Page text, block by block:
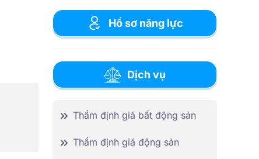
Hồ sơ năng lực
Dịch vụ
Thẩm định giá bất động sản
Thẩm định giá động sản